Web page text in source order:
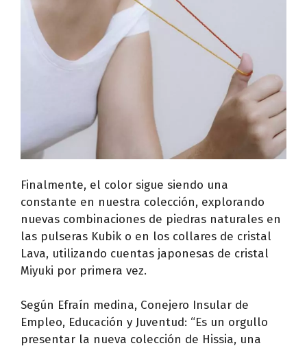
Finalmente, el color sigue siendo una
constante en nuestra colección, explorando
nuevas combinaciones de piedras naturales en
las pulseras Kubik o en los collares de cristal
Lava, utilizando cuentas japonesas de cristal
Miyuki por primera vez.
Según Efraín medina, Conejero Insular de
Empleo, Educación y Juventud: “Es un orgullo
presentar la nueva colección de Hissia, una